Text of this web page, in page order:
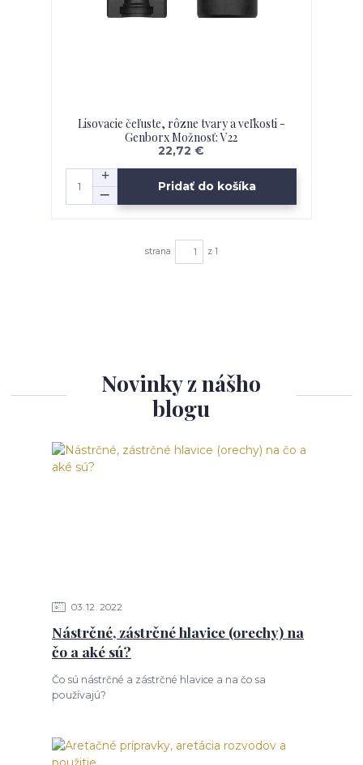
Lisovacie čeľuste, rôzne tvary a veľkosti -
Genborx Možnosť: V22
22,72 €
Pridať do košíka
strana z 1
Novinky z nášho
blogu
03 12 2022
Nástrčné, zástrčné hlavice (orechy) na
čo a aké sú?
Čo sú nástrčné a zástrčné hlavice a na čo sa
používajú?